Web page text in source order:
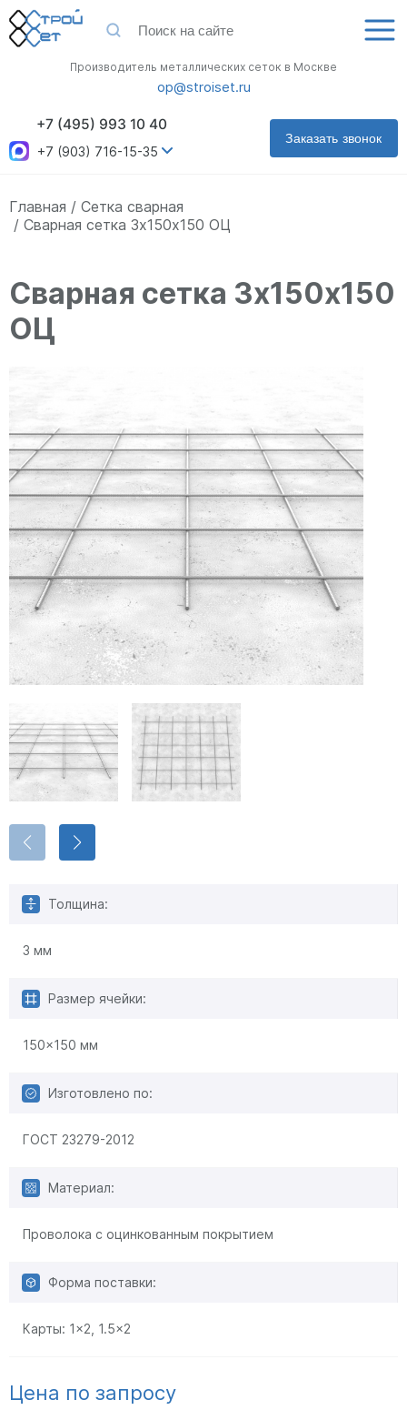
Заказать звонок
+7 (495) 993 10 40
+7 (903) 716-15-35
Производитель металлических сеток в Москве
op@stroiset.ru
Главная
Сетка сварная
Сварная сетка 3х150х150 ОЦ
Сварная сетка 3х150х150
ОЦ
Толщина:
3 мм
Размер ячейки:
150x150 мм
Изготовлено по:
ГОСТ 23279-2012
Материал:
Проволока с оцинкованным покрытием
Форма поставки:
Карты: 1x2 1.5x2
Цена по запросу